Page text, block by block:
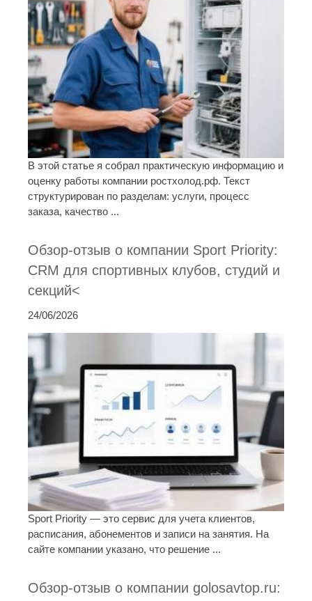
В этой статье я собрал практическую информацию и
оценку работы компании ростхолод.рф. Текст
структурирован по разделам: услуги, процесс
заказа, качество ...
Обзор-отзыв о компании Sport Priority:
CRM для спортивных клубов, студий и
секций<
24/06/2026
Sport Priority — это сервис для учета клиентов,
расписания, абонементов и записи на занятия. На
сайте компании указано, что решение ...
Обзор-отзыв о компании golosavtop.ru: